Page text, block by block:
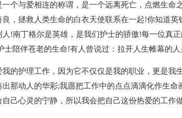
一个与爱相连的称谓，是一个远离死亡，点燃生命
良，拯救人类生命的白衣天使联系在一起!你知道英
人!南丁格尔是英雄，是我们护士的骄傲!每一位真
士陪伴苍老的生命!有人曾说过：拉开人生帷幕的
我的护理工作，因为它不仅仅是我的职业，更是我
出那动人的华彩;我愿把工作中的点点滴滴化作生命
自己心灵的宁静，所以我会把自己这份热爱的工作